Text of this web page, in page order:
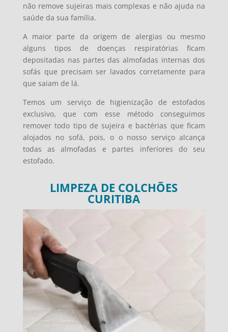
não remove sujeiras mais complexas e não ajuda na
saúde da sua família.
A maior parte da origem de alergias ou mesmo
alguns tipos de doenças respiratórias ficam
depositadas nas partes das almofadas internas dos
sofás que precisam ser lavados corretamente para
que saiam de lá.
Temos um serviço de higienização de estofados
exclusivo, que com esse método conseguimos
remover todo tipo de sujeira e bactérias que ficam
alojados no sofá, pois, o o nosso serviço alcança
todas as almofadas e partes inferiores do seu
estofado.
LIMPEZA DE COLCHÕES
CURITIBA